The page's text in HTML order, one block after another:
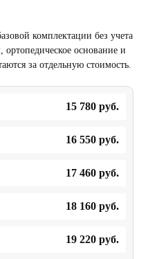
комплектации без учета
основание и
за отдельную стоимость.
15 780 руб.
16 550 руб.
17 460 руб.
18 160 руб.
19 220 руб.